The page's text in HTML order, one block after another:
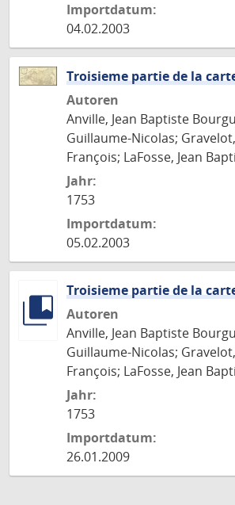
Importdatum:
04.02.2003
Troisieme partie de la
Autoren
Anville, Jean Baptiste
Guillaume-Nicolas;
François; LaFosse, Jean
Jahr:
1753
Importdatum:
05.02.2003
Troisieme partie de la
Autoren
Anville, Jean Baptiste
Guillaume-Nicolas;
François; LaFosse, Jean
Jahr:
1753
Importdatum:
26.01.2009